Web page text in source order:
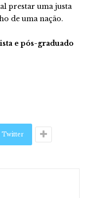
prestar uma justa
de uma nação.
e pós-graduado
Twitter